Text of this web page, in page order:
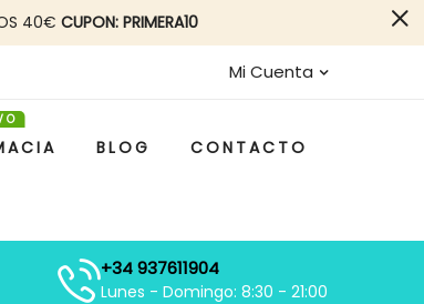
40€ CUPON: PRIMERA10
Mi Cuenta
BLOG CONTACTO
+34 937611904
Lunes - Domingo: 8:30 - 21:00